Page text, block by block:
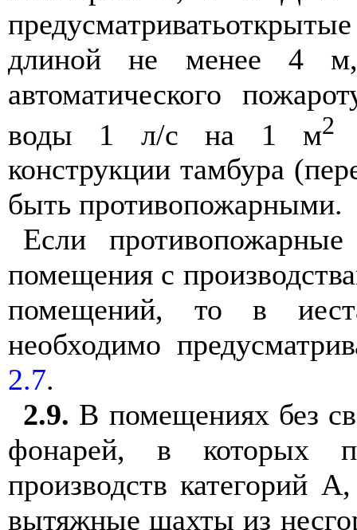
длиной не менее 4 м,
автоматического
воды 1 л/с на 1 м2
конструкции тамбура
быть противопожарными.
Если
помещения с
помещений, то в
необходимо
2.7.
2.9. В помещениях без
фонарей, в которых
производств
вытяжные шахты из